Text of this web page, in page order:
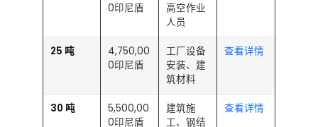
0印尼盾
高空作业
人员
25 吨
4,750,00
0印尼盾
工厂设备
安装、建
筑材料
查看详情
30 吨
5,500,00
0印尼盾
建筑施
工、钢结
查看详情